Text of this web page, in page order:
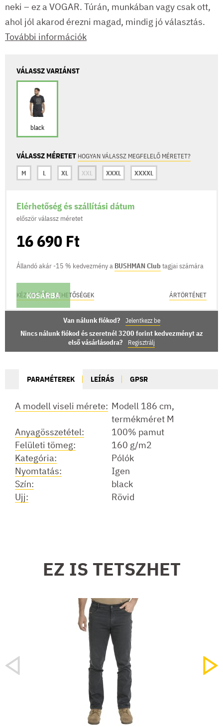
neki – ez a VOGAR. Túrán, munkában vagy csak ott,
ahol jól akarod érezni magad, mindig jó választás.
További információk
VÁLASSZ VARIÁNST
black
VÁLASSZ MÉRETET HOGYAN VÁLASSZ MEGFELELŐ MÉRETET?
M
L XL XXL XXXL XXXXL
Elérhetőség és szállítási dátum
először válassz méretet
16 690 Ft
Állandó akár -15 % kedvezmény a BUSHMAN Clubtagjai számára
KOSÁRBA
KÉZBESÍTÉSI LEHETŐSÉGEK ÁRTÖRTÉNET
Van nálunk fiókod? Jelentkezz be
Nincs nálunk fiókod és szeretnél 3200 forint kedvezményt az
első vásárlásodra?
Regisztrálj
PARAMÉTEREK LEÍRÁS GPSR
A modell viseli mérete: Modell 186 cm,
termékméret M
Anyagösszetétel:
100% pamut
Felületi tömeg:
160 g/m2
Kategória:
Pólók
Nyomtatás:
Igen
Szín:
black
Ujj:
Rövid
EZ IS TETSZHET